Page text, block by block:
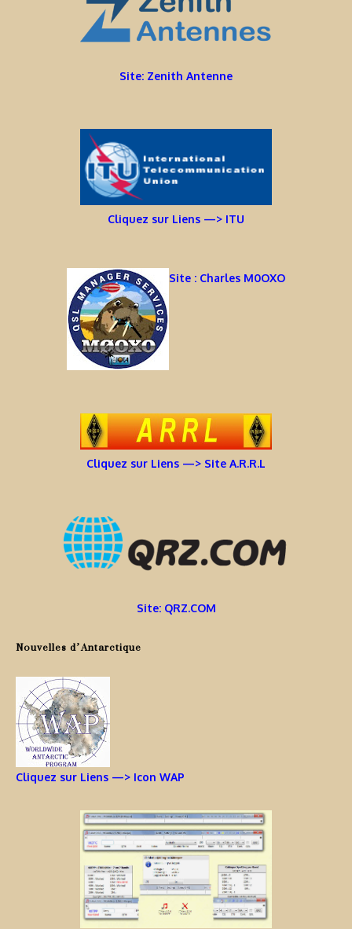
Site: Zenith Antenne
Cliquez sur Liens —> ITU
Site : Charles M0OXO
Cliquez sur Liens —> Site A.R.R.L
Site: QRZ.COM
Nouvelles d’Antarctique
Cliquez sur Liens —> Icon WAP